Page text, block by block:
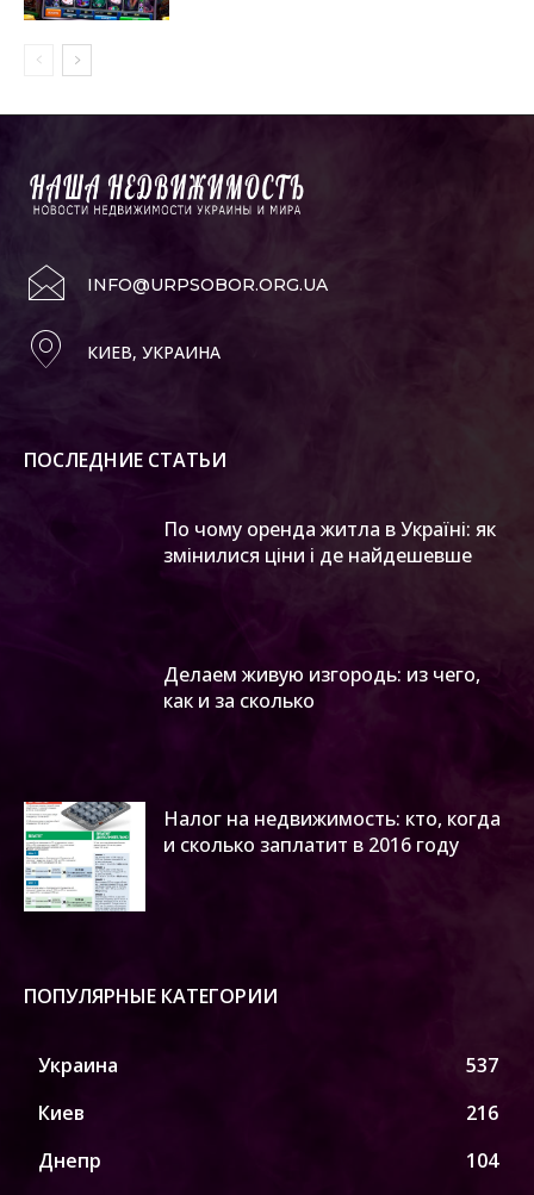
INFO@URPSOBOR.ORG.UA
КИЕВ, УКРАИНА
ПОСЛЕДНИЕ СТАТЬИ
По чому оренда житла в Україні: як
змінилися ціни і де найдешевше
Делаем живую изгородь: из чего,
как и за сколько
Налог на недвижимость: кто, когда
и сколько заплатит в 2016 году
ПОПУЛЯРНЫЕ КАТЕГОРИИ
Украина
537
Киев
216
Днепр
104